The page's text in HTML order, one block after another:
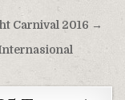
Carnival 2016 →